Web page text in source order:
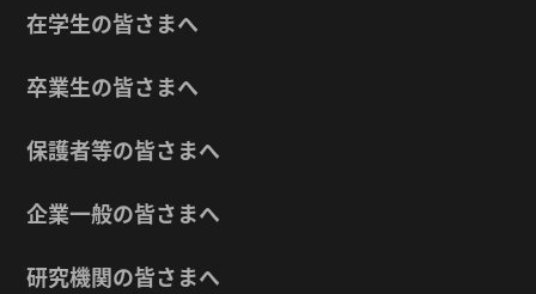
在学生の皆さまへ
卒業生の皆さまへ
保護者等の皆さまへ
企業一般の皆さまへ
研究機関の皆さまへ